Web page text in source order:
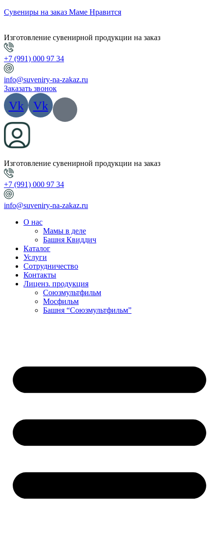
Сувениры на заказ Маме Нравится
Изготовление сувенирной продукции на заказ
+7 (991) 000 97 34
info@suveniry-na-zakaz.ru
Заказать звонок
Vk Vk
Изготовление сувенирной продукции на заказ
+7 (991) 000 97 34
info@suveniry-na-zakaz.ru
О нас
Мамы в деле
Башня Квиддич
Каталог
Услуги
Сотрудничество
Контакты
Лиценз. продукция
Союзмультфильм
Мосфильм
Башня “Союзмультфильм”